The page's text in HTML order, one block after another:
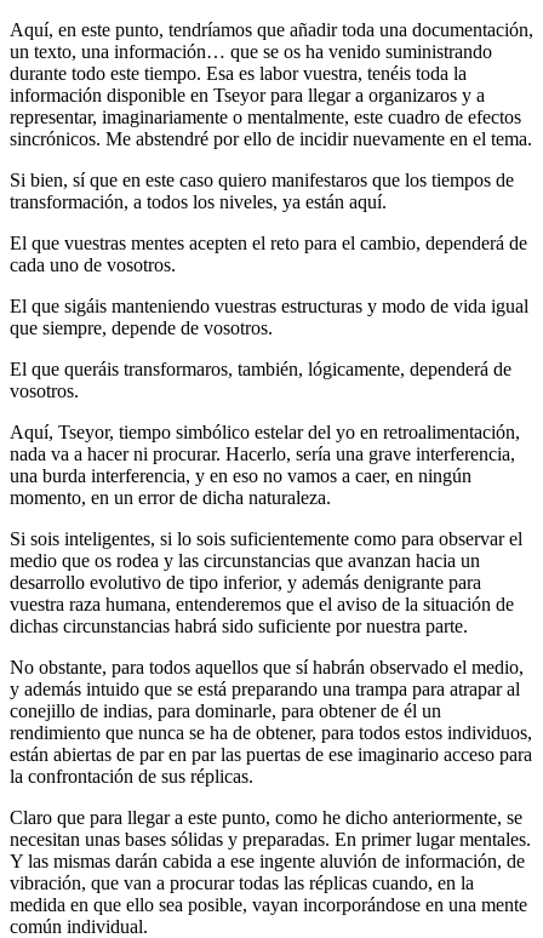
Aquí, en este punto, tendríamos que añadir toda una documentación,
un texto, una información… que se os ha venido suministrando
durante todo este tiempo. Esa es labor vuestra, tenéis toda la
información disponible en Tseyor para llegar a organizaros y a
representar, imaginariamente o mentalmente, este cuadro de efectos
sincrónicos. Me abstendré por ello de incidir nuevamente en el tema.
Si bien, sí que en este caso quiero manifestaros que los tiempos de
transformación, a todos los niveles, ya están aquí.
El que vuestras mentes acepten el reto para el cambio, dependerá de
cada uno de vosotros.
El que sigáis manteniendo vuestras estructuras y modo de vida igual
que siempre, depende de vosotros.
El que queráis transformaros, también, lógicamente, dependerá de
vosotros.
Aquí, Tseyor, tiempo simbólico estelar del yo en retroalimentación,
nada va a hacer ni procurar. Hacerlo, sería una grave interferencia,
una burda interferencia, y en eso no vamos a caer, en ningún
momento, en un error de dicha naturaleza.
Si sois inteligentes, si lo sois suficientemente como para observar el
medio que os rodea y las circunstancias que avanzan hacia un
desarrollo evolutivo de tipo inferior, y además denigrante para
vuestra raza humana, entenderemos que el aviso de la situación de
dichas circunstancias habrá sido suficiente por nuestra parte.
No obstante, para todos aquellos que sí habrán observado el medio,
y además intuido que se está preparando una trampa para atrapar al
conejillo de indias, para dominarle, para obtener de él un
rendimiento que nunca se ha de obtener, para todos estos individuos,
están abiertas de par en par las puertas de ese imaginario acceso para
la confrontación de sus réplicas.
Claro que para llegar a este punto, como he dicho anteriormente, se
necesitan unas bases sólidas y preparadas. En primer lugar mentales.
Y las mismas darán cabida a ese ingente aluvión de información, de
vibración, que van a procurar todas las réplicas cuando, en la
medida en que ello sea posible, vayan incorporándose en una mente
común individual.